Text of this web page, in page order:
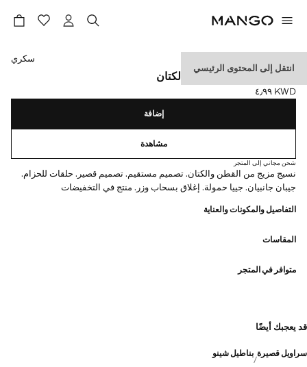
انتقل إلى المحتوى الرئيسي
شورت كارغو من القطن والكتان
السعر الحالي [KWD ٤٫٩٩ ]
KWD ٤٫٩٩
حدد اللون
سكري
إضافة
مشاهدة
شحن مجاني إلى المتجر
نسيج مزيج من القطن والكتان. تصميم مستقيم. تصميم قصير. حلقات للحزام.
جيبان جانبيان. جييا حمولة. إغلاق بسحاب وزر. منتج في التخفيضات
التفاصيل والمكونات والعناية
المقاسات
متوافر في المتجر
قد يعجبك أيضًا
سراويل قصيرة بناطيل شينو